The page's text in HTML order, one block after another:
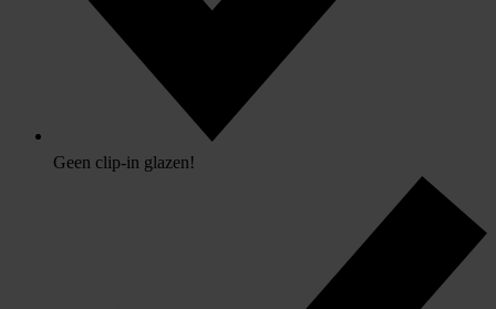
Geen clip-in glazen!